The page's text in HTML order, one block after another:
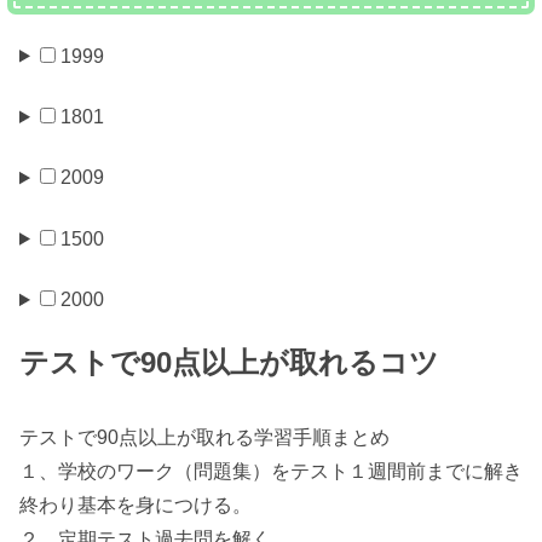
1999
1801
2009
1500
2000
テストで90点以上が取れるコツ
テストで90点以上が取れる学習手順まとめ
１、学校のワーク（問題集）をテスト１週間前までに解き
終わり基本を身につける。